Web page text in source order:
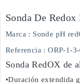
Sonda De
Marca : Sonde pH
Referencia : ORP-1-
Sonda RedOX de
•Duración extendida